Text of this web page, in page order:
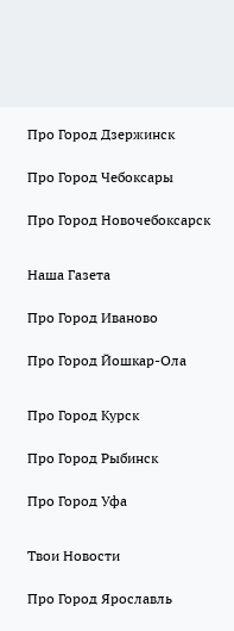
Про Город Дзержинск
Про Город Чебоксары
Про Город Новочебоксарск
Наша Газета
Про Город Иваново
Про Город Йошкар-Ола
Про Город Курск
Про Город Рыбинск
Про Город Уфа
Твои Новости
Про Город Ярославль